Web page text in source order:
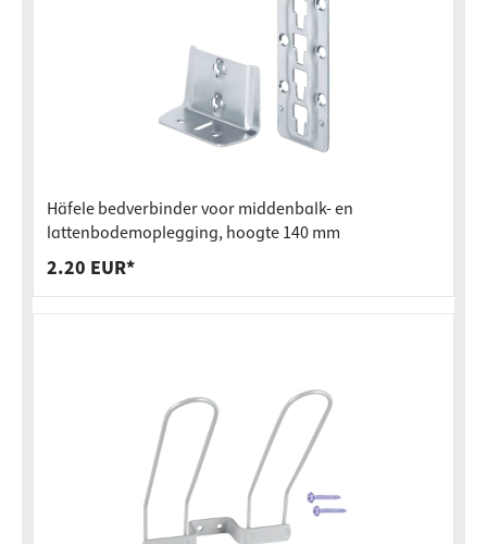
Häfele bedverbinder voor middenbalk- en
lattenbodemoplegging, hoogte 140 mm
2.20 EUR*